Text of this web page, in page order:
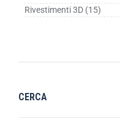
Rivestimenti 3D (15)
CERCA